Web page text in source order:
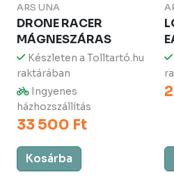
ARS UNA
DRONE RACER
MÁGNESZÁRAS
Készleten a Tolltartó.hu
raktárában
Ingyenes
házhozszállítás
33 500 Ft
Kosárba